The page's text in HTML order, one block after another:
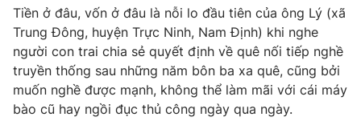
Khán giả
Giải sao mai
Sao
Du lịch
Làm đẹp
Chất lượng cuộc sống
Giáo dục
Tuyển sinh
Học trực tuyến
Công nghệ
Hitech Công nghệ tương lai
Giao lưu trực tuyến
Tiền ở đâu, vốn ở đâu là nỗi lo đầu tiên của ông Lý (xã
Trung Đông, huyện Trực Ninh, Nam Định) khi nghe
người con trai chia sẻ quyết định về quê nối tiếp nghề
truyền thống sau những năm bôn ba xa quê, cũng bởi
muốn nghề được mạnh, không thể làm mãi với cái máy
bào cũ hay ngồi đục thủ công ngày qua ngày.